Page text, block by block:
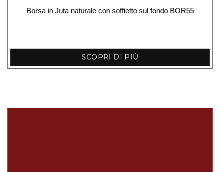
Borsa in Juta naturale con soffietto sul fondo BOR55
SCOPRI DI PIÙ